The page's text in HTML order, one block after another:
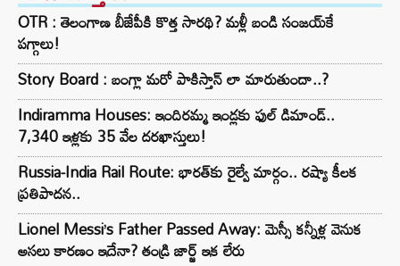
OTR : తెలంగాణ బీజేపీకి కొత్త సారథి? మళ్లీ బండి సంజయ్‌కే
పగ్గాలు!
Story Board : బంగ్లా మరో పాకిస్తాన్ లా మారుతుందా..?
Indiramma Houses: ఇందిరమ్మ ఇండ్లకు ఫుల్ డిమాండ్..
7,340 ఇళ్లకు 35 వేల దరఖాస్తులు!
Russia-India Rail Route: భారత్‌కు రైల్వే మార్గం.. రష్యా కీలక
ప్రతిపాదన..
Lionel Messi’s Father Passed Away: మెస్సీ కన్నీళ్ల వెనుక
అసలు కారణం ఇదేనా? తండ్రి జార్జ్ ఇక లేరు